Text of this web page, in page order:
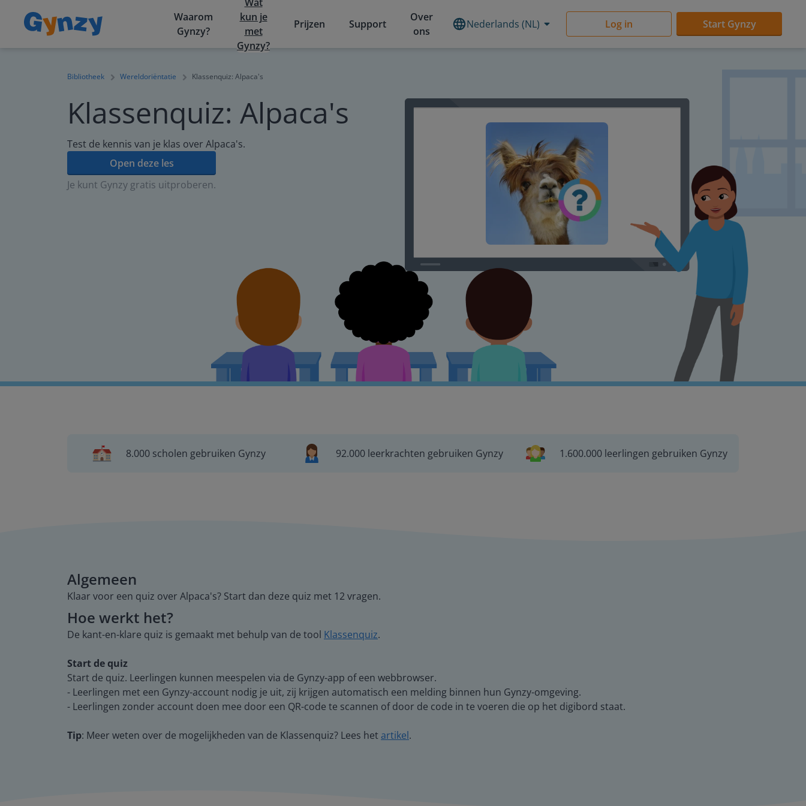
Waarom
Gynzy?
kun je
met
Gynzy?
Prijzen Support
Over
ons
Nederlands (NL) Log in Start Gynzy
Bibliotheek Wereldoriëntatie Klassenquiz: Alpaca's
Klassenquiz: Alpaca's
Test de kennis van je klas over Alpaca's.
Open deze les
Je kunt Gynzy gratis uitproberen.
8.000 scholen gebruiken Gynzy 92.000 leerkrachten gebruiken Gynzy 1.600.000 leerlingen gebruiken Gynzy
Algemeen
Klaar voor een quiz over Alpaca's? Start dan deze quiz met 12 vragen.
Hoe werkt het?
De kant-en-klare quiz is gemaakt met behulp van de tool Klassenquiz.
Start de quiz
Start de quiz. Leerlingen kunnen meespelen via de Gynzy-app of een webbrowser.
- Leerlingen met een Gynzy-account nodig je uit, zij krijgen automatisch een melding binnen hun Gynzy-omgeving.
- Leerlingen zonder account doen mee door een QR-code te scannen of door de code in te voeren die op het digibord staat.
Tip: Meer weten over de mogelijkheden van de Klassenquiz? Lees het artikel.